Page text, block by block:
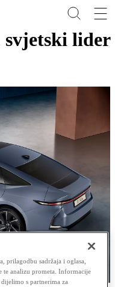
svjetski lider
prilagodbu sadržaja i oglasa,
te analizu prometa. Informacije
s partnerima za